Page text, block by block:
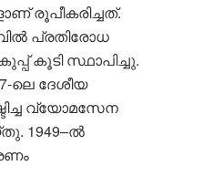
രൂപീകരിച്ചത്.
പ്രതിരോധ
കൂടി സ്ഥാപിച്ചു.
ലെ ദേശീയ
വ്യോമസേന
1949–ൽ